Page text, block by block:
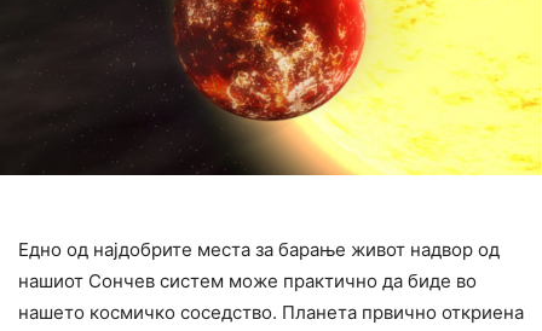
Едно од најдобрите места за барање живот надвор од
нашиот Сончев систем може практично да биде во
нашето космичко соседство. Планета првично откриена